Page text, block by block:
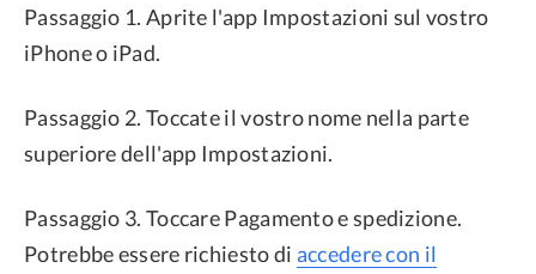
Passaggio 1. Aprite l'app Impostazioni sul vostro
iPhone o iPad.
Passaggio 2. Toccate il vostro nome nella parte
superiore dell'app Impostazioni.
Passaggio 3. Toccare Pagamento e spedizione.
Potrebbe essere richiesto di accedere con il